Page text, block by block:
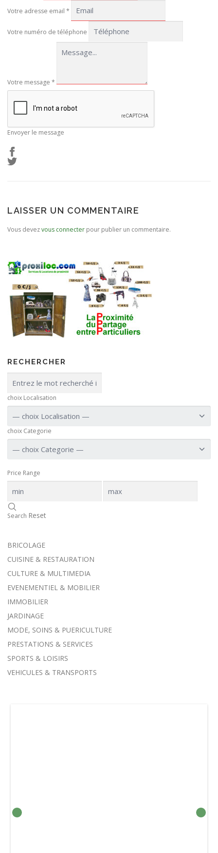
Votre adresse email *
Votre numéro de téléphone
Votre message *
Envoyer le message
LAISSER UN COMMENTAIRE
Vous devezvous connecter pour publier un commentaire.
RECHERCHER
choix Localisation
choix Categorie
Price Range
Search Reset
BRICOLAGE
CUISINE & RESTAURATION
CULTURE & MULTIMEDIA
EVENEMENTIEL & MOBILIER
IMMOBILIER
JARDINAGE
MODE, SOINS & PUERICULTURE
PRESTATIONS & SERVICES
SPORTS & LOISIRS
VEHICULES & TRANSPORTS